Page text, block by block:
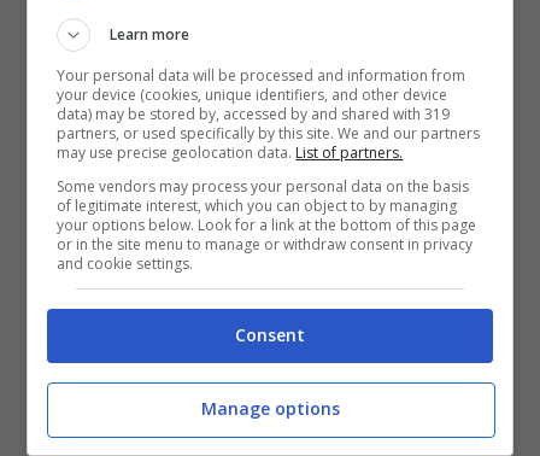
La fotografa ha poi deciso di condividere
l’immagine sui social media, ma Facebook
dovrebbero davvero provare a trovare
una soluzione per questo tipo di immagini
Learn more
Your personal data will be processed and information from
your device (cookies, unique identifiers, and other device
data) may be stored by, accessed by and shared with 319
partners, or used specifically by this site. We and our partners
may use precise geolocation data. List of partners.
Some vendors may process your personal data on the basis
of legitimate interest, which you can object to by managing
your options below. Look for a link at the bottom of this page
or in the site menu to manage or withdraw consent in privacy
and cookie settings.
Consent
Manage options